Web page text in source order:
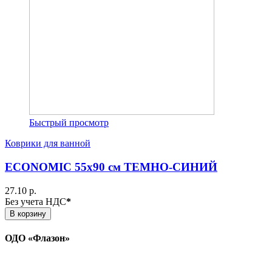
Быстрый просмотр
Коврики для ванной
ECONOMIC 55х90 см ТЕМНО-СИНИЙ
27.10 р.
Без учета НДС*
В корзину
ОДО «Флазон»